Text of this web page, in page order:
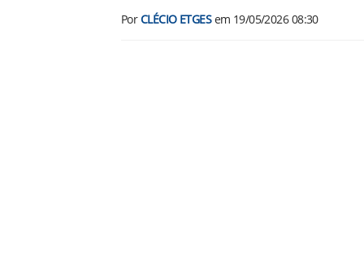
PorCLÉCIO ETGESem 19/05/2026 08:30